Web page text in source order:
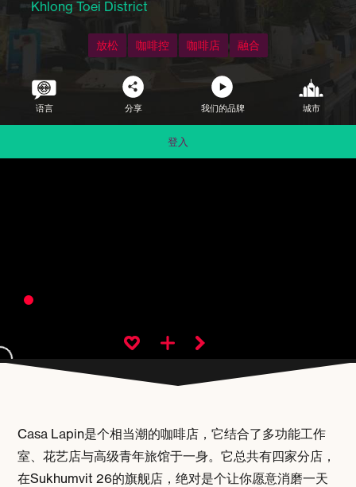
Khlong Toei District
放松 咖啡控 咖啡店 融合
语言 分享 我们的品牌 城市
登入
Casa Lapin是个相当潮的咖啡店，它结合了多功能工作
室、花艺店与高级青年旅馆于一身。它总共有四家分店，
在Sukhumvit 26的旗舰店，绝对是个让你愿意消磨一天